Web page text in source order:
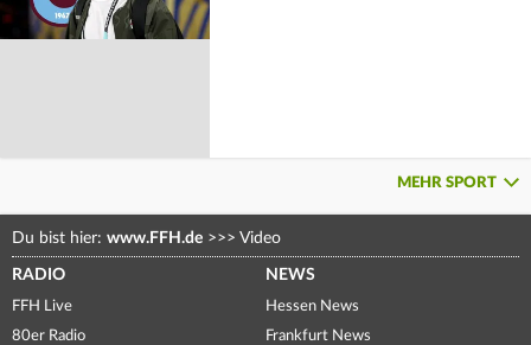
MEHR SPORT
Du bist hier: www.FFH.de >>> Video
RADIO
FFH Live
80er Radio
NEWS
Hessen News
Frankfurt News